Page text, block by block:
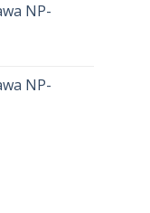
₫.
NP-
₫.
NP-